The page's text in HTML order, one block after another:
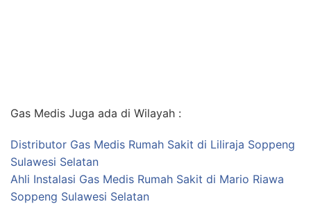
Gas Medis Juga ada di Wilayah :
Distributor Gas Medis Rumah Sakit di Liliraja Soppeng
Sulawesi Selatan
Ahli Instalasi Gas Medis Rumah Sakit di Mario Riawa
Soppeng Sulawesi Selatan